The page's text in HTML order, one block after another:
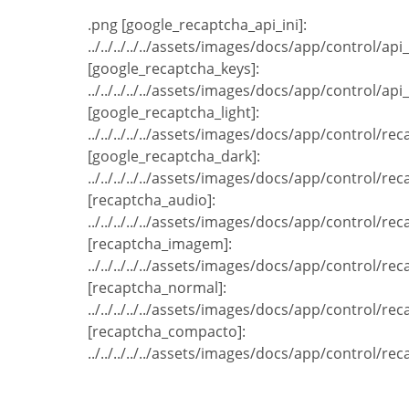
.png [google_recaptcha_api_ini]:
../../../../../assets/images/docs/app/control/
[google_recaptcha_keys]:
../../../../../assets/images/docs/app/control/
[google_recaptcha_light]:
../../../../../assets/images/docs/app/control/
[google_recaptcha_dark]:
../../../../../assets/images/docs/app/control/
[recaptcha_audio]:
../../../../../assets/images/docs/app/control/
[recaptcha_imagem]:
../../../../../assets/images/docs/app/control/
[recaptcha_normal]:
../../../../../assets/images/docs/app/control/
[recaptcha_compacto]:
../../../../../assets/images/docs/app/control/